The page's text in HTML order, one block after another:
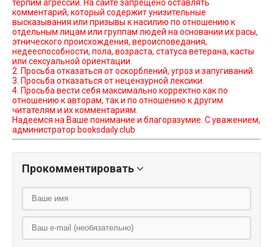
терпим агрессии. На сайте запрещено оставлять
комментарий, который содержит унизительные
высказывания или призывы к насилию по отношению к
отдельным лицам или группам людей на основании их расы,
этнического происхождения, вероисповедания,
недееспособности, пола, возраста, статуса ветерана, касты
или сексуальной ориентации.
2. Просьба отказаться от оскорблений, угроз и запугиваний.
3. Просьба отказаться от нецензурной лексики.
4. Просьба вести себя максимально корректно как по
отношению к авторам, так и по отношению к другим
читателям и их комментариям.
Надеемся на Ваше понимание и благоразумие. С уважением,
администратор booksdaily.club
Прокомментировать